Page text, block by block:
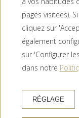
Ma réservation
pages visitées).
cliquez sur
également
sur 'Configurer
dans notre
RÉGLAGE